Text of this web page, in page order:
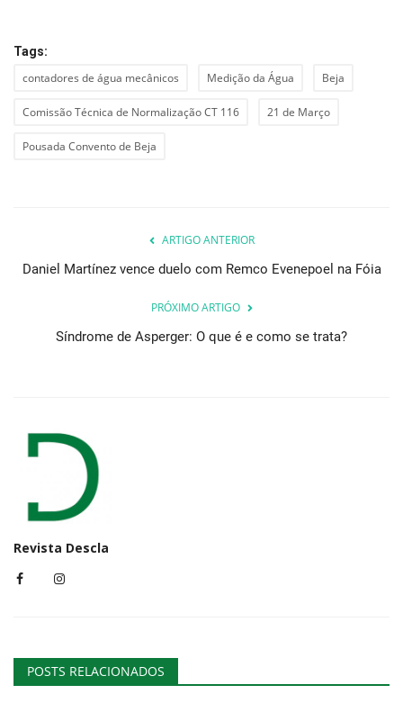
Tags:
contadores de água mecânicos Medição da Água Beja
Comissão Técnica de Normalização CT 116 21 de Março
Pousada Convento de Beja
ARTIGO ANTERIOR
Daniel Martínez vence duelo com Remco Evenepoel na Fóia
PRÓXIMO ARTIGO
Síndrome de Asperger: O que é e como se trata?
Revista Descla
POSTS RELACIONADOS